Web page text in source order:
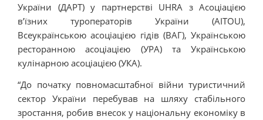
України (ДАРТ) у партнерстві UHRA з Асоціацією
в’їзних туроператорів України (АІТОU),
Всеукраїнською асоціацією гідів (ВАГ), Українською
ресторанною асоціацією (УРА) та Українською
кулінарною асоціацією (УКА).
“До початку повномасштабної війни туристичний
сектор України перебував на шляху стабільного
зростання, робив внесок у національну економіку в